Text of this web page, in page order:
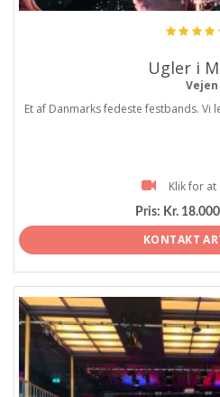
Ugler i
Vejen
Et af Danmarks fedeste festbands. Vi
Klik for at
Pris: Kr.
KONTAKT